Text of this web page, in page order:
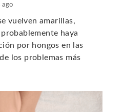
ago
vuelven amarillas,
haya
por hongos en las
los problemas más